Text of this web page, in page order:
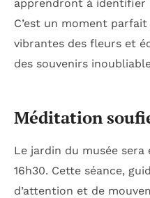
apprendront à identifier
C’est un moment
vibrantes des fleurs et
des souvenirs
Méditation
Le jardin du musée sera
16h30. Cette séance,
d’attention et de